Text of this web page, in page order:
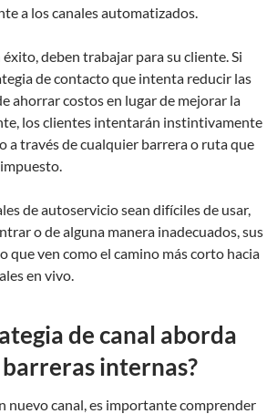
a los canales automatizados.
éxito, deben trabajar para su cliente. Si
de contacto que intenta reducir las
ahorrar costos en lugar de mejorar la
los clientes intentarán instintivamente
a través de cualquier barrera o ruta que
de autoservicio sean difíciles de usar,
o de alguna manera inadecuados, sus
que ven como el camino más corto hacia
en vivo.
de canal aborda
internas?
nuevo canal, es importante comprender